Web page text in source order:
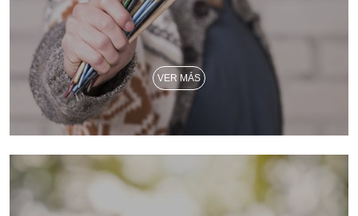
VER MÁS